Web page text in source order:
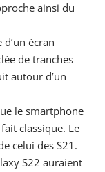
ainsi du
d’un écran
de tranches
autour d’un
le smartphone
classique. Le
celui des S21.
S22 auraient